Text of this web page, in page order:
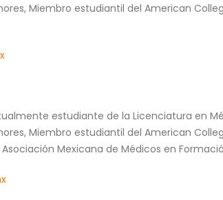
Miembro estudiantil del American
estudiante de la Licenciatura en
Miembro estudiantil del American
Mexicana de Médicos en